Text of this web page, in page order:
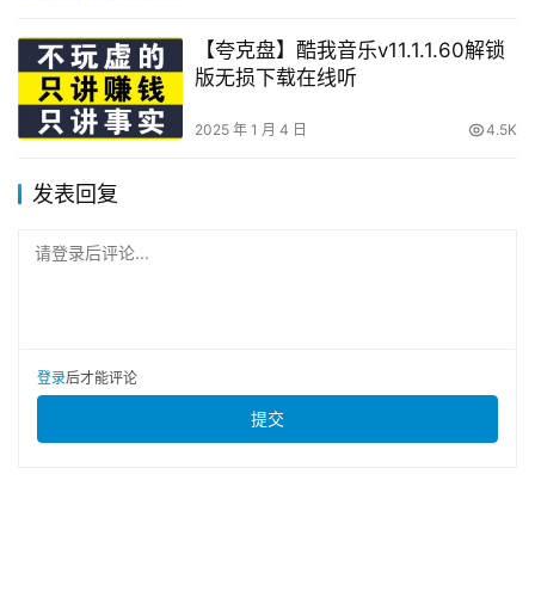
【夸克盘】酷我音乐v11.1.1.60解锁
版无损下载在线听
2025 年 1 月 4 日 4.5K
发表回复
请登录后评论...
登录后才能评论
提交